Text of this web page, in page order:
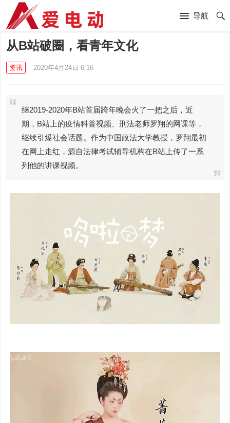
导航
从B站破圈，看青年文化
资讯 2020年4月24日 6:16
继2019-2020年B站首届跨年晚会火了一把之后，近
期，B站上的疫情科普视频、刑法老师罗翔的网课等，
继续引爆社会话题。作为中国政法大学教授，罗翔最初
在网上走红，源自法律考试辅导机构在B站上传了一系
列他的讲课视频。